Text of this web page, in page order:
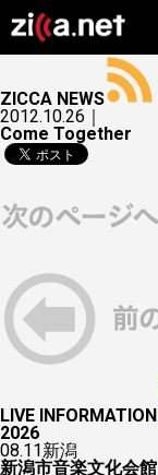
ZICCA NEWS
2012.10.26｜
Come Together
LIVE INFORMATION
2026
08.11新潟
新潟市音楽文化会館